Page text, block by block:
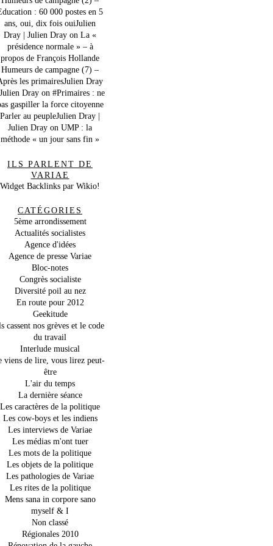
: 60 000 postes en 5
ans, oui, dix fois ouiJulien
Dray | Julien Dray on La «
présidence normale » – à
propos de François Hollande
Humeurs de campagne (7) –
les primairesJulien Dray
Dray on #Primaires : ne
gaspiller la force citoyenne
Parler au peupleJulien Dray |
Julien Dray on UMP : la
méthode « un jour sans fin »
ILS PARLENT DE
VARIAE
Widget Backlinks par Wikio!
CATÉGORIES
5ème arrondissement
Actualités socialistes
Agence d'idées
Agence de presse Variae
Bloc-notes
Congrès socialiste
Diversité poil au nez
En route pour 2012
Geekitude
cassent nos grèves et le code
du travail
Interlude musical
viens de lire, vous lirez peut-
être
L'air du temps
La dernière séance
Les caractères de la politique
Les cow-boys et les indiens
Les interviews de Variae
Les médias m'ont tuer
Les mots de la politique
Les objets de la politique
Les pathologies de Variae
Les rites de la politique
Mens sana in corpore sano
myself & I
Non classé
Régionales 2010